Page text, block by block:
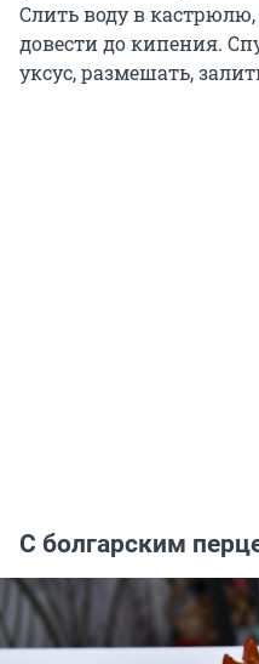
Слить воду в кастрюлю,
довести до кипения.
уксус, размешать,
С болгарским